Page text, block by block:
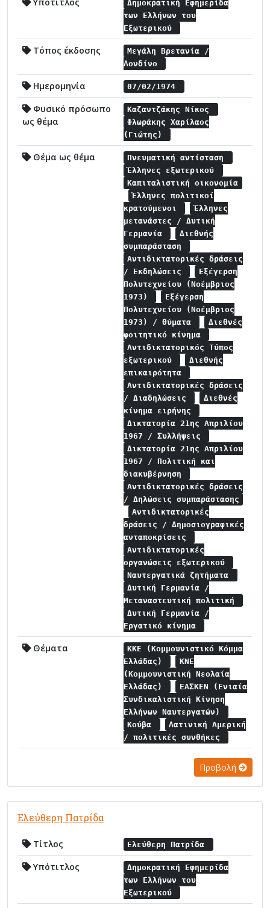
Δημοκρατική Εφημερίδα
των Ελλήνων του
Εξωτερικού
Τόπος έκδοσης
Μεγάλη Βρετανία /
Λονδίνο
Ημερομηνία 07/02/1974
Φυσικό πρόσωπο
ως θέμα
Καζαντζάκης Νίκος
Φλωράκης Χαρίλαος
(Γιώτης)
Θέμα ως θέμα
Πνευματική αντίσταση
Έλληνες εξωτερικού
Καπιταλιστική οικονομία
Έλληνες πολιτικοί
κρατούμενοι
Έλληνες
μετανάστες / Δυτική
Γερμανία
Διεθνής
συμπαράσταση
Αντιδικτατορικές δράσεις
/ Εκδηλώσεις
Εξέγερση
Πολυτεχνείου (Νοέμβριος
1973)
Εξέγερση
Πολυτεχνείου (Νοέμβριος
1973) / θύματα
Διεθνές
φοιτητικό κίνημα
Αντιδικτατορικός Τύπος
εξωτερικού
Διεθνής
επικαιρότητα
Αντιδικτατορικές δράσεις
/ Διαδηλώσεις
Διεθνές
κίνημα ειρήνης
Δικτατορία 21ης Απριλίου
1967 / Συλλήψεις
Δικτατορία 21ης Απριλίου
1967 / Πολιτική και
διακυβέρνηση
Αντιδικτατορικές δράσεις
/ Δηλώσεις συμπαράστασης
Αντιδικτατορικές
δράσεις / Δημοσιογραφικές
ανταποκρίσεις
Αντιδικτατορικές
οργανώσεις εξωτερικού
Ναυτεργατικά ζητήματα
Δυτική Γερμανία /
Μεταναστευτική πολιτική
Δυτική Γερμανία /
Εργατικό κίνημα
Θέματα
ΚΚΕ (Κομμουνιστικό Κόμμα
Ελλάδας)
ΚΝΕ
(Κομμουνιστική Νεολαία
Ελλάδας)
ΕΑΣΚΕΝ (Ενιαία
Συνδικαλιστική Κίνηση
Ελλήνων Ναυτεργατών)
Κούβα
Λατινική Αμερική
/ πολιτικές συνθήκες
Προβολή
Ελεύθερη Πατρίδα
Τίτλος Ελεύθερη Πατρίδα
Υπότιτλος
Δημοκρατική Εφημερίδα
των Ελλήνων του
Εξωτερικού